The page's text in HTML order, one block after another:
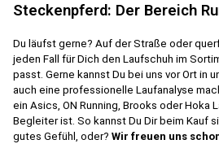
Steckenpferd: Der Bereich
Du läufst gerne? Auf der Straße oder
jeden Fall für Dich den Laufschuh im
passt. Gerne kannst Du bei uns vor Ort in
auch eine professionelle Laufanalyse
ein Asics, ON Running, Brooks oder Hoka
Begleiter ist. So kannst Du Dir beim Kauf
gutes Gefühl, oder? Wir freuen uns